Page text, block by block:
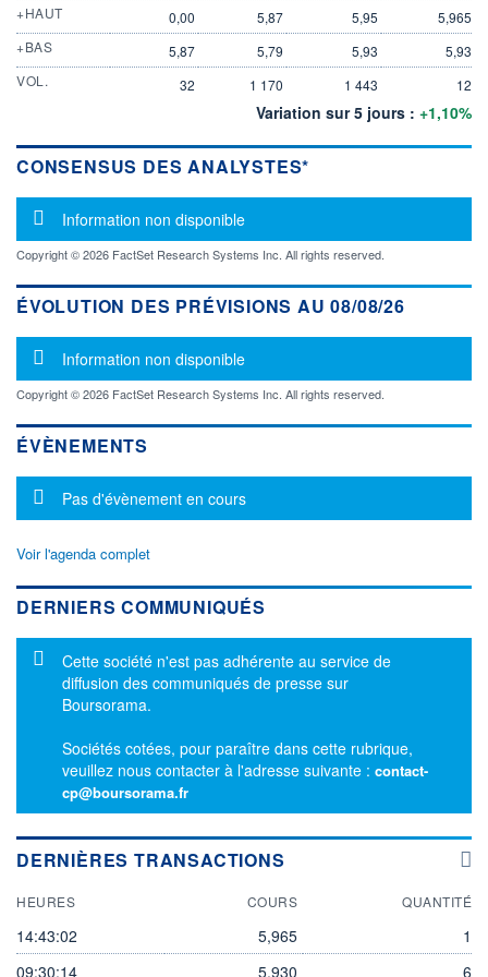
+HAUT
0,00 5,87 5,95
5,965
+BAS
5,87 5,79 5,93
5,93
VOL.
32 1 170 1 443 12
Variation sur 5 jours : +1,10%
CONSENSUS DES ANALYSTES*
Message d'information
Information non disponible
Copyright © 2026 FactSet Research Systems Inc. All rights reserved.
ÉVOLUTION DES PRÉVISIONS AU 08/08/26
Message d'information
Information non disponible
Copyright © 2026 FactSet Research Systems Inc. All rights reserved.
ÉVÈNEMENTS
Message d'information
Pas d'évènement en cours
Voir l'agenda complet
DERNIERS COMMUNIQUÉS
Message d'information
Cette société n'est pas adhérente au service de
diffusion des communiqués de presse sur
Boursorama.
Sociétés cotées, pour paraître dans cette rubrique,
veuillez nous contacter à l'adresse suivante : contact-
cp@boursorama.fr
DERNIÈRES TRANSACTIONS
HEURES COURS QUANTITÉ
14:43:02 5,965
1
09:30:14
5,930 6